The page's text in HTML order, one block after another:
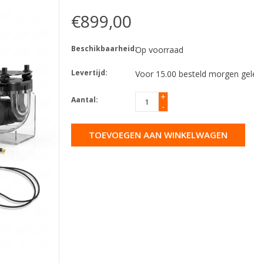
€899,00
Beschikbaarheid:Op voorraad
Levertijd: Voor 15.00 besteld morgen
Aantal:
+
-
TOEVOEGEN AAN WINKELWAGEN